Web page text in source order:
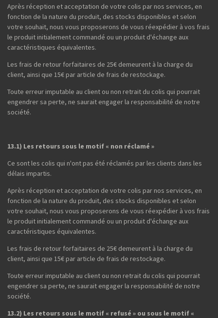
Après réception et acceptation de votre colis par nos services, en
fonction de la nature du produit, des stocks disponibles et selon
votre souhait, nous vous proposerons de vous réexpédier à vos frais
le produit initialement commandé ou un produit d'échange aux
caractéristiques équivalentes.
Les frais de retour forfaitaires de 25€ demeurent à la charge du
client, ainsi que 15€ par article de frais de restockage.
Toute erreur imputable au client ou non retrait du colis qui pourrait
engendrer sa perte, ne saurait engager la responsabilité de notre
société.
13.1) Les retours sous le motif « non réclamé »
Ce sont les colis qui n'ont pas été réclamés par les clients dans les
délais impartis.
Après réception et acceptation de votre colis par nos services, en
fonction de la nature du produit, des stocks disponibles et selon
votre souhait, nous vous proposerons de vous réexpédier à vos frais
le produit initialement commandé ou un produit d'échange aux
caractéristiques équivalentes.
Les frais de retour forfaitaires de 25€ demeurent à la charge du
client, ainsi que 15€ par article de frais de restockage.
Toute erreur imputable au client ou non retrait du colis qui pourrait
engendrer sa perte, ne saurait engager la responsabilité de notre
société.
13.2) Les retours sous le motif « refusé » ou sous le motif «